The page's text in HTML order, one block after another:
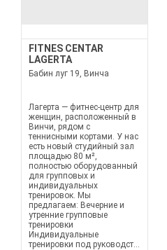
FITNES CENTAR
LAGERTA
Бабин луг 19, Винча
Лагерта — фитнес-центр для
женщин, расположенный в
Винчи, рядом с
теннисными кортами. У нас
есть новый студийный зал
площадью 80 м²,
полностью оборудованный
для групповых и
индивидуальных
тренировок. Мы
предлагаем: Вечерние и
утренние групповые
тренировки
Индивидуальные
тренировки под руководст...